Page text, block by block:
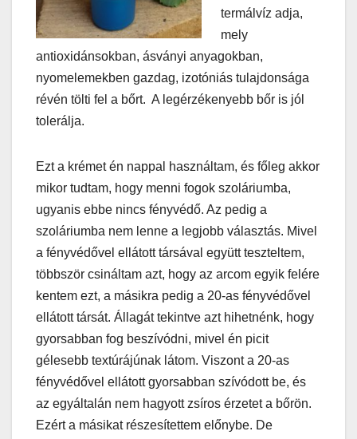
termálvíz adja,
mely
antioxidánsokban, ásványi anyagokban,
nyomelemekben gazdag, izotóniás tulajdonsága
révén tölti fel a bőrt. A legérzékenyebb bőr is jól
tolerálja.
Ezt a krémet én nappal használtam, és főleg akkor
mikor tudtam, hogy menni fogok szoláriumba,
ugyanis ebbe nincs fényvédő. Az pedig a
szoláriumba nem lenne a legjobb választás. Mivel
a fényvédővel ellátott társával együtt teszteltem,
többször csináltam azt, hogy az arcom egyik felére
kentem ezt, a másikra pedig a 20-as fényvédővel
ellátott társát. Állagát tekintve azt hihetnénk, hogy
gyorsabban fog beszívódni, mivel én picit
gélesebb textúrájúnak látom. Viszont a 20-as
fényvédővel ellátott gyorsabban szívódott be, és
az egyáltalán nem hagyott zsíros érzetet a bőrön.
Ezért a másikat részesítettem előnybe. De